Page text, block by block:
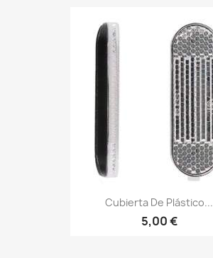
Cubierta De Plástico...
5,00 €